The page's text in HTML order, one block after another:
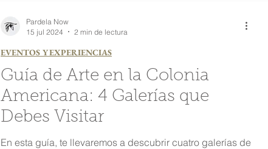
Guía de Arte en la Colonia
Americana: 4 Galerías que
Debes Visitar
En esta guía, te llevaremos a descubrir cuatro galerías de
EVENTOS Y EXPERIENCIAS
Pardela Now
15 jul 2024
2 min de lectura